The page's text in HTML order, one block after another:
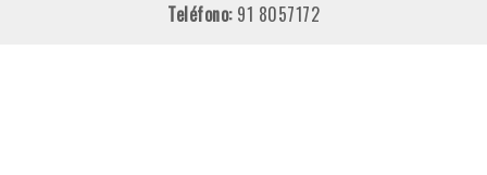
Teléfono: 91 8057172